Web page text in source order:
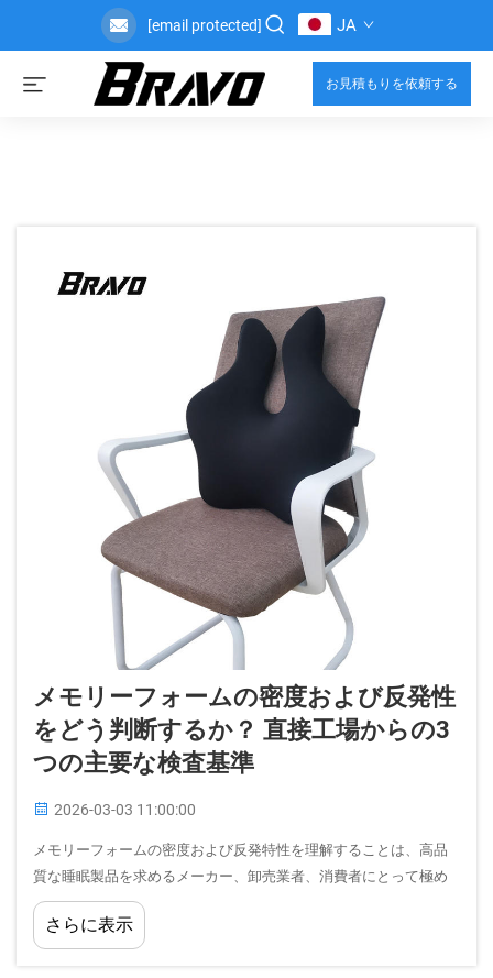
[email protected] JA
お見積もりを依頼する
メモリーフォームの密度および反発性
をどう判断するか？ 直接工場からの3
つの主要な検査基準
2026-03-03 11:00:00
メモリーフォームの密度および反発特性を理解することは、高品
質な睡眠製品を求めるメーカー、卸売業者、消費者にとって極め
て重要です。工場検査の結果によると、メモリーフォームの密度
および反発性を適切に評価するには、体系的な…が必要です。
さらに表示